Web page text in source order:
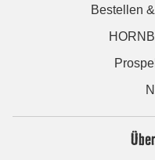
Bestellen